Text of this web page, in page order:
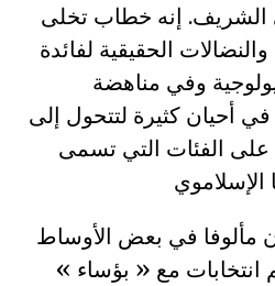
إنه خطاب تخلى
الحقيقية لفائدة
وفي مناهضة
أحيان كثيرة لتتحول إلى
على الفئات التي تسمى
مثلا، كان مألوفا في بعض الأوساط
انتخابات مع « بؤساء »